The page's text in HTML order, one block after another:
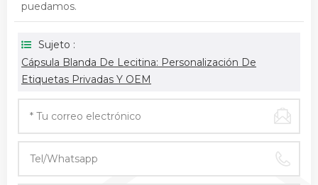
puedamos.
Sujeto :
Cápsula Blanda De Lecitina: Personalización De
Etiquetas Privadas Y OEM